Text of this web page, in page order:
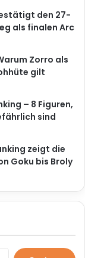
den 27-
als finalen Arc
Zorro als
gilt
– 8 Figuren,
sind
zeigt die
Goku bis Broly
Suchen